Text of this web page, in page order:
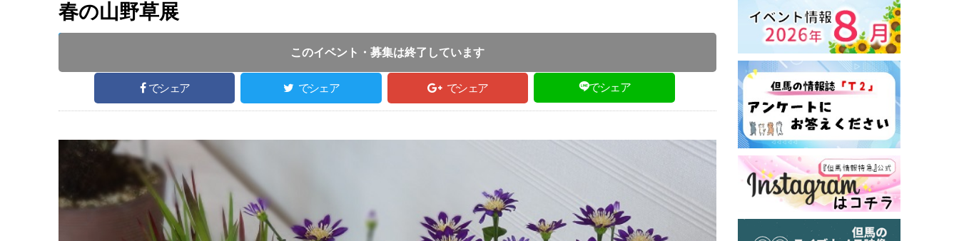
春の山野草展
このイベント・募集は終了しています
開催時間 : 09:00 ～ 16:00
でシェア でシェア でシェア でシェア